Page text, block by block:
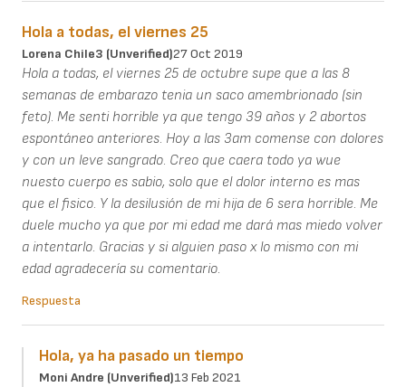
Hola a todas, el viernes 25
Lorena Chile3 (unverified)27 Oct 2019
Hola a todas, el viernes 25 de octubre supe que a las 8
semanas de embarazo tenia un saco amembrionado (sin
feto). Me senti horrible ya que tengo 39 años y 2 abortos
espontáneo anteriores. Hoy a las 3am comense con dolores
y con un leve sangrado. Creo que caera todo ya wue
nuesto cuerpo es sabio, solo que el dolor interno es mas
que el fisico. Y la desilusión de mi hija de 6 sera horrible. Me
duele mucho ya que por mi edad me dará mas miedo volver
a intentarlo. Gracias y si alguien paso x lo mismo con mi
edad agradecería su comentario.
Respuesta
Hola, ya ha pasado un tiempo
Moni Andre (unverified)13 Feb 2021